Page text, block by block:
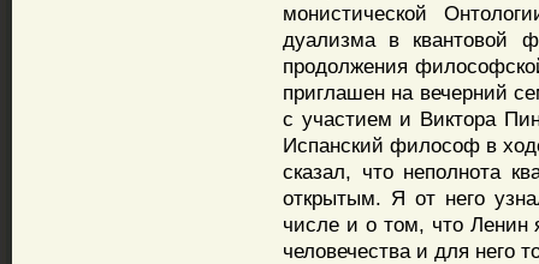
монистической
дуализма в квантовой
продолжения
приглашен на вечерний
с участием и Виктора
Испанский философ в
сказал, что неполнота
открытым. Я от него
числе и о том, что Ленин
человечества и для него